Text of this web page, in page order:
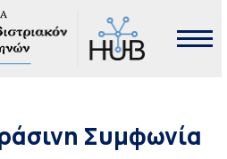
Συμφωνία